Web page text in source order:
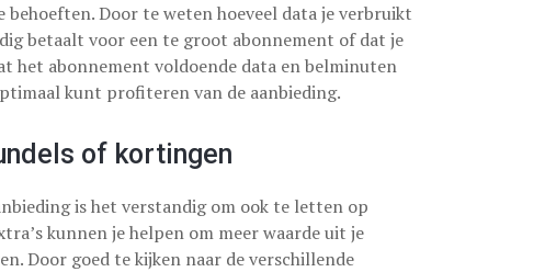
Door te weten hoeveel data je verbruikt
betaalt voor een te groot abonnement of dat je
het abonnement voldoende data en belminuten
kunt profiteren van de aanbieding.
of kortingen
is het verstandig om ook te letten op
kunnen je helpen om meer waarde uit je
Door goed te kijken naar de verschillende